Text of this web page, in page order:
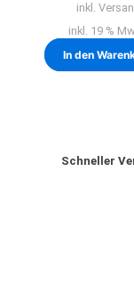
inkl.
inkl. 19 %
In den
Schneller